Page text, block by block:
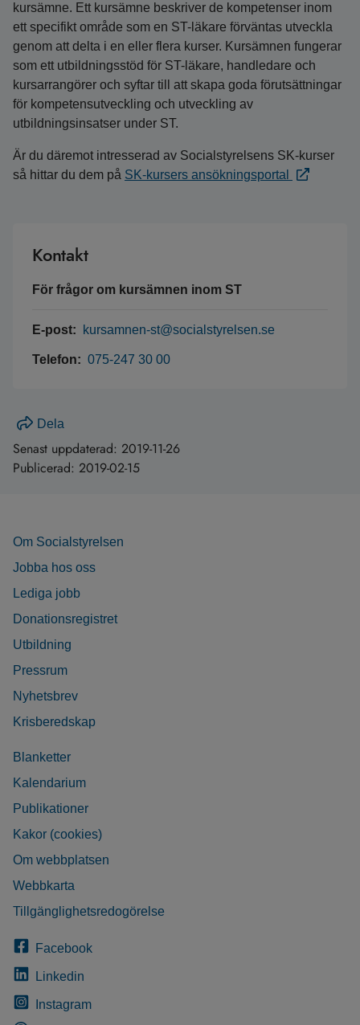
kursämne. Ett kursämne beskriver de kompetenser inom
ett specifikt område som en ST-läkare förväntas utveckla
genom att delta i en eller flera kurser. Kursämnen fungerar
som ett utbildningsstöd för ST-läkare, handledare och
kursarrangörer och syftar till att skapa goda förutsättningar
för kompetensutveckling och utveckling av
utbildningsinsatser under ST.
Är du däremot intresserad av Socialstyrelsens SK-kurser
så hittar du dem på SK-kursers ansökningsportal
Kontakt
För frågor om kursämnen inom ST
E-post: kursamnen-st@socialstyrelsen.se
Telefon: 075-247 30 00
Dela
Senast uppdaterad: 2019-11-26
Publicerad: 2019-02-15
Om Socialstyrelsen
Jobba hos oss
Lediga jobb
Donationsregistret
Utbildning
Pressrum
Nyhetsbrev
Krisberedskap
Blanketter
Kalendarium
Publikationer
Kakor (cookies)
Om webbplatsen
Webbkarta
Tillgänglighetsredogörelse
Facebook
Linkedin
Instagram